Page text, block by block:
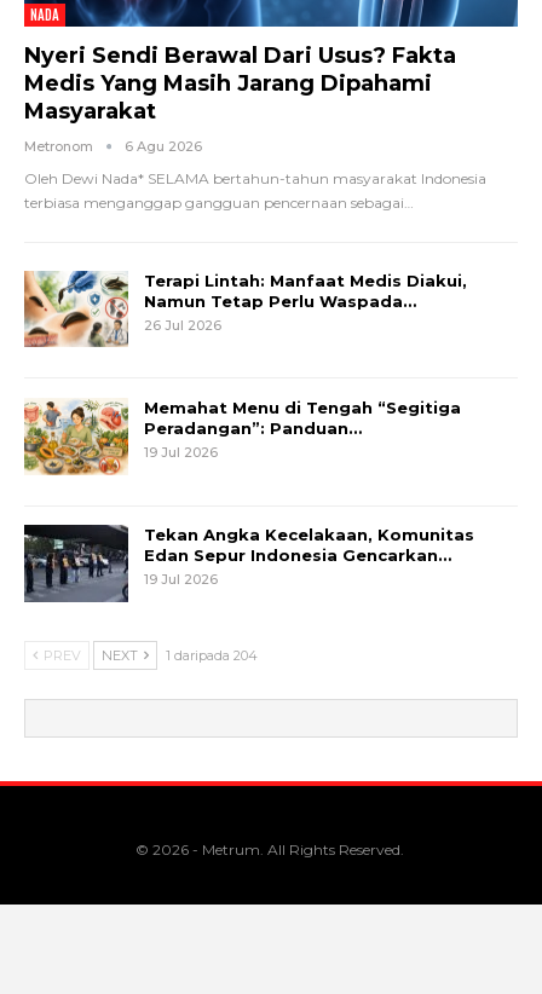
NADA
Nyeri Sendi Berawal Dari Usus? Fakta
Medis Yang Masih Jarang Dipahami
Masyarakat
Metronom 6 Agu 2026
Oleh Dewi Nada* SELAMA bertahun-tahun masyarakat Indonesia
terbiasa menganggap gangguan pencernaan sebagai
Terapi Lintah: Manfaat Medis Diakui,
Namun Tetap Perlu Waspada…
26 Jul 2026
Memahat Menu di Tengah “Segitiga
Peradangan”: Panduan…
19 Jul 2026
Tekan Angka Kecelakaan, Komunitas
Edan Sepur Indonesia Gencarkan…
19 Jul 2026
PREV NEXT 1 daripada 204
© 2026 - Metrum. All Rights Reserved.